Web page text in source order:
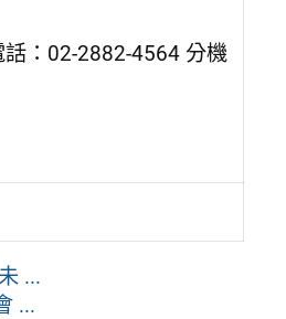
：02-2882-4564 分機
...
...